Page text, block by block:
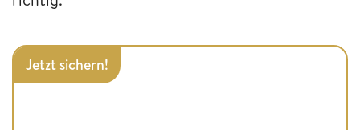
Jetzt sichern!